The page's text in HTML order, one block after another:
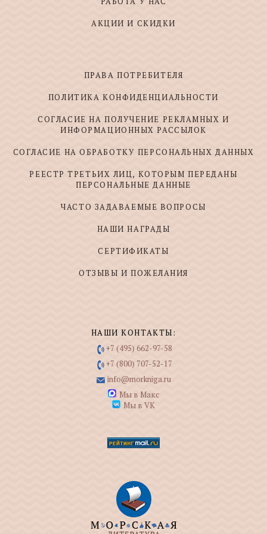
АКЦИИ И СКИДКИ
ПРАВА ПОТРЕБИТЕЛЯ
ПОЛИТИКА КОНФИДЕНЦИАЛЬНОСТИ
СОГЛАСИЕ НА ПОЛУЧЕНИЕ РЕКЛАМНЫХ И
ИНФОРМАЦИОННЫХ РАССЫЛОК
СОГЛАСИЕ НА ОБРАБОТКУ ПЕРСОНАЛЬНЫХ ДАННЫХ
РЕЕСТР ТРЕТЬИХ ЛИЦ, КОТОРЫМ ПЕРЕДАНЫ
ПЕРСОНАЛЬНЫЕ ДАННЫЕ
ЧАСТО ЗАДАВАЕМЫЕ ВОПРОСЫ
НАШИ НАГРАДЫ
СЕРТИФИКАТЫ
ОТЗЫВЫ И ПОЖЕЛАНИЯ
НАШИ КОНТАКТЫ:
+7 (495) 662-97-58
+7 (800) 707-52-17
info@morkniga.ru
Мы в Макс
Мы в VK